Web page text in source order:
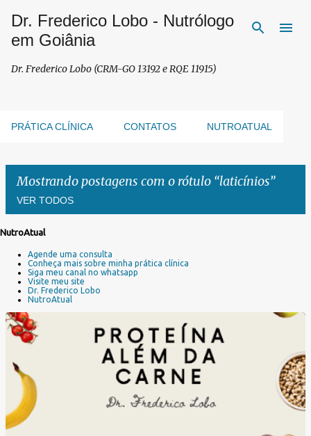
Pular para o conteúdo principal
Dr. Frederico Lobo - Nutrólogo
em Goiânia
Dr. Frederico Lobo (CRM-GO 13192 e RQE 11915)
PRÁTICA CLÍNICA CONTATOS NUTROATUAL
Mostrando postagens com o rótulo laticínios
VER TODOS
g
NutroAtual
Agende uma consulta
Conheça mais sobre minha prática clínica
Siga meu canal no whatsapp
Visite meu site
Dr. Frederico Lobo
NutroAtual